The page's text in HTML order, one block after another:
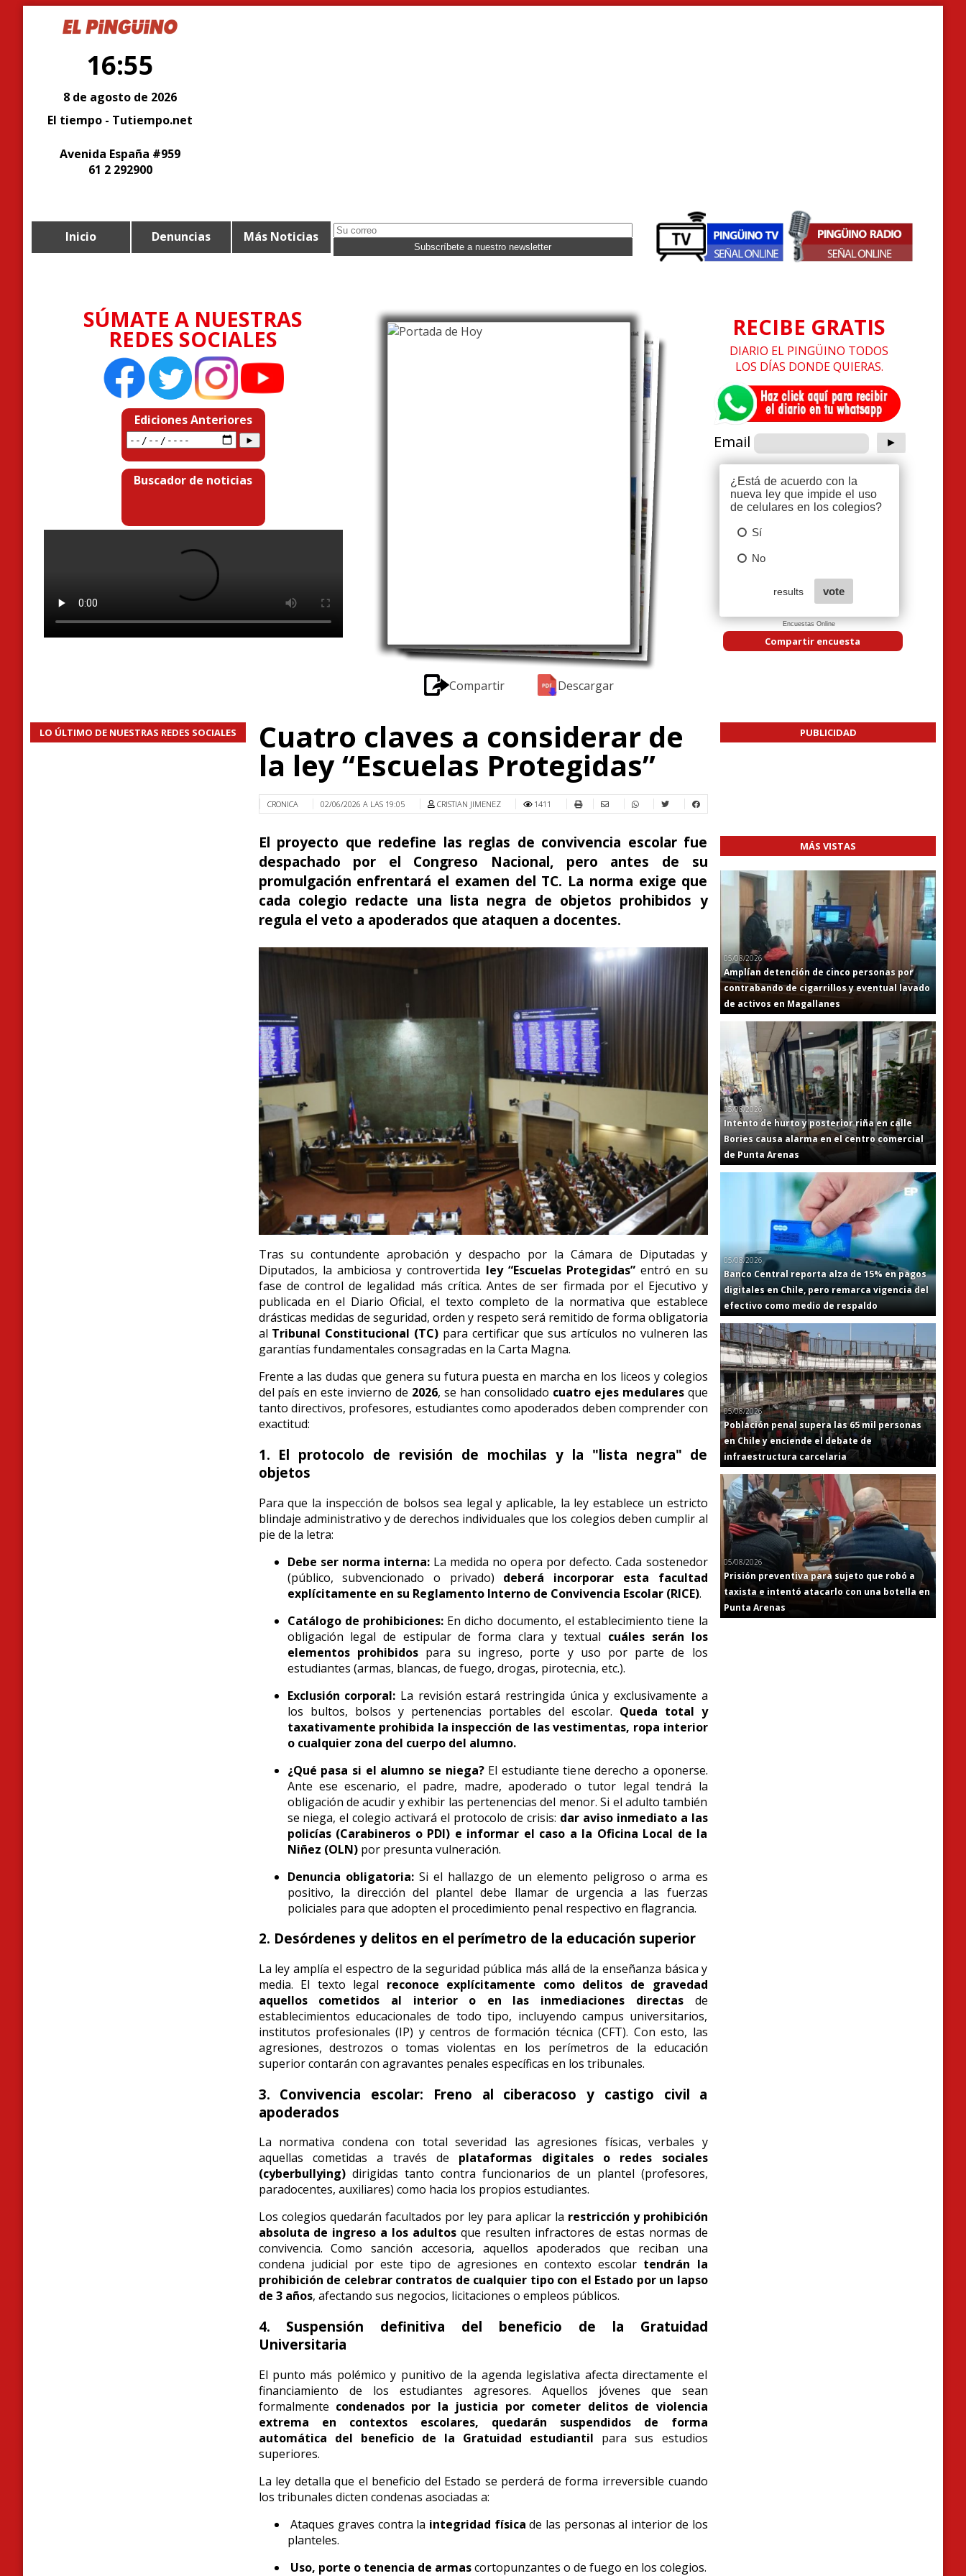
16:55
8 de agosto de 2026
El tiempo - Tutiempo.net
Avenida España #959
61 2 292900
Inicio Denuncias Más Noticias
SÚMATE A NUESTRAS
REDES SOCIALES
Ediciones Anteriores
Buscador de noticias
Compartir Descargar
RECIBE GRATIS
DIARIO EL PINGÜINO TODOS
LOS DÍAS DONDE QUIERAS.
Email
Encuestas Online
Compartir encuesta
LO ÚLTIMO DE NUESTRAS REDES SOCIALES Cuatro claves a considerar de
la ley “Escuelas Protegidas”
CRONICA 02/06/2026 A LAS 19:05 CRISTIAN JIMENEZ 1411
El proyecto que redefine las reglas de convivencia escolar fue
despachado por el Congreso Nacional, pero antes de su
promulgación enfrentará el examen del TC. La norma exige que
cada colegio redacte una lista negra de objetos prohibidos y
regula el veto a apoderados que ataquen a docentes.
Tras su contundente aprobación y despacho por la Cámara de Diputadas y
Diputados, la ambiciosa y controvertida ley “Escuelas Protegidas”entró en su
fase de control de legalidad más crítica. Antes de ser firmada por el Ejecutivo y
publicada en el Diario Oficial, el texto completo de la normativa que establece
drásticas medidas de seguridad, orden y respeto será remitido de forma obligatoria
al Tribunal Constitucional (TC) para certificar que sus artículos no vulneren las
garantías fundamentales consagradas en la Carta Magna.
Frente a las dudas que genera su futura puesta en marcha en los liceos y colegios
del país en este invierno de 2026, se han consolidado cuatro ejes medularesque
tanto directivos, profesores, estudiantes como apoderados deben comprender con
exactitud:
1. El protocolo de revisión de mochilas y la "lista negra" de
objetos
Para que la inspección de bolsos sea legal y aplicable, la ley establece un estricto
blindaje administrativo y de derechos individuales que los colegios deben cumplir al
pie de la letra:
Debe ser norma interna:La medida no opera por defecto. Cada sostenedor
(público, subvencionado o privado) deberá incorporar esta facultad
explícitamente en su Reglamento Interno de Convivencia Escolar (RICE).
Catálogo de prohibiciones:En dicho documento, el establecimiento tiene la
obligación legal de estipular de forma clara y textual cuáles serán los
elementos prohibidospara su ingreso, porte y uso por parte de los
estudiantes (armas, blancas, de fuego, drogas, pirotecnia, etc.).
Exclusión corporal: La revisión estará restringida única y exclusivamente a
los bultos, bolsos y pertenencias portables del escolar. Queda total y
taxativamente prohibida la inspección de las vestimentas, ropa interior
o cualquier zona del cuerpo del alumno.
¿Qué pasa si el alumno se niega?El estudiante tiene derecho a oponerse.
Ante ese escenario, el padre, madre, apoderado o tutor legal tendrá la
obligación de acudir y exhibir las pertenencias del menor. Si el adulto también
se niega, el colegio activará el protocolo de crisis: dar aviso inmediato a las
policías (Carabineros o PDI) e informar el caso a la Oficina Local de la
Niñez (OLN)por presunta vulneración.
Denuncia obligatoria:Si el hallazgo de un elemento peligroso o arma es
positivo, la dirección del plantel debe llamar de urgencia a las fuerzas
policiales para que adopten el procedimiento penal respectivo en flagrancia.
2. Desórdenes y delitos en el perímetro de la educación superior
La ley amplía el espectro de la seguridad pública más allá de la enseñanza básica y
media. El texto legal reconoce explícitamente como delitos de gravedad
aquellos cometidos al interior o en las inmediaciones directasde
establecimientos educacionales de todo tipo, incluyendo campus universitarios,
institutos profesionales (IP) y centros de formación técnica (CFT). Con esto, las
agresiones, destrozos o tomas violentas en los perímetros de la educación
superior contarán con agravantes penales específicas en los tribunales.
3. Convivencia escolar: Freno al ciberacoso y castigo civil a
apoderados
La normativa condena con total severidad las agresiones físicas, verbales y
aquellas cometidas a través de plataformas digitales o redes sociales
(cyberbullying)dirigidas tanto contra funcionarios de un plantel (profesores,
paradocentes, auxiliares) como hacia los propios estudiantes.
Los colegios quedarán facultados por ley para aplicar la restricción y prohibición
absoluta de ingreso a los adultos que resulten infractores de estas normas de
convivencia. Como sanción accesoria, aquellos apoderados que reciban una
condena judicial por este tipo de agresiones en contexto escolar tendrán la
prohibición de celebrar contratos de cualquier tipo con el Estado por un lapso
de 3 años, afectando sus negocios, licitaciones o empleos públicos.
4. Suspensión definitiva del beneficio de la Gratuidad
Universitaria
El punto más polémico y punitivo de la agenda legislativa afecta directamente el
financiamiento de los estudiantes agresores. Aquellos jóvenes que sean
formalmente condenados por la justicia por cometer delitos de violencia
extrema en contextos escolares, quedarán suspendidos de forma
automática del beneficio de la Gratuidad estudiantil para sus estudios
superiores.
La ley detalla que el beneficio del Estado se perderá de forma irreversible cuando
los tribunales dicten condenas asociadas a:
Ataques graves contra la integridad física de las personas al interior de los
planteles.
Uso, porte o tenencia de armascortopunzantes o de fuego en los colegios.
PUBLICIDAD
MÁS VISTAS
05/08/2026
Amplían detención de cinco personas por
contrabando de cigarrillos y eventual lavado
de activos en Magallanes
05/08/2026
Intento de hurto y posterior riña en calle
Bories causa alarma en el centro comercial
de Punta Arenas
05/08/2026
Banco Central reporta alza de 15% en pagos
digitales en Chile, pero remarca vigencia del
efectivo como medio de respaldo
05/08/2026
Población penal supera las 65 mil personas
en Chile y enciende el debate de
infraestructura carcelaria
05/08/2026
Prisión preventiva para sujeto que robó a
taxista e intentó atacarlo con una botella en
Punta Arenas